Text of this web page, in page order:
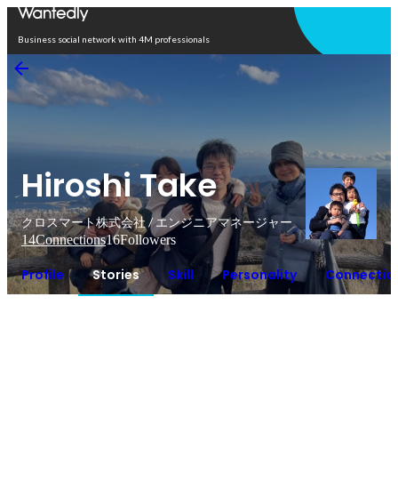
Business social network with 4M professionals
Hiroshi Take
クロスマート株式会社 / エンジニアマネージャー
14Connections16Followers
Profile Stories Skill Personality